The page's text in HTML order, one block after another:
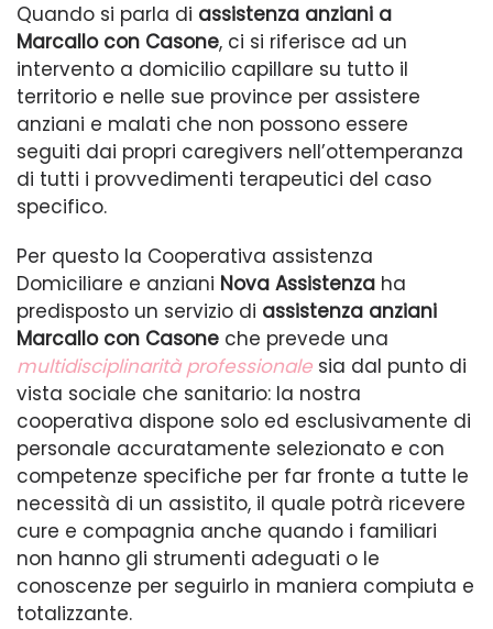
Quando si parla di assistenza anziani a
Marcallo con Casone, ci si riferisce ad un
intervento a domicilio capillare su tutto il
territorio e nelle sue province per assistere
anziani e malati che non possono essere
seguiti dai propri caregivers nell’ottemperanza
di tutti i provvedimenti terapeutici del caso
specifico.
Per questo la Cooperativa assistenza
Domiciliare e anziani Nova Assistenza ha
predisposto un servizio di assistenza anziani
Marcallo con Casone che prevede una
multidisciplinarità professionale sia dal punto di
vista sociale che sanitario: la nostra
cooperativa dispone solo ed esclusivamente di
personale accuratamente selezionato e con
competenze specifiche per far fronte a tutte le
necessità di un assistito, il quale potrà ricevere
cure e compagnia anche quando i familiari
non hanno gli strumenti adeguati o le
conoscenze per seguirlo in maniera compiuta e
totalizzante.